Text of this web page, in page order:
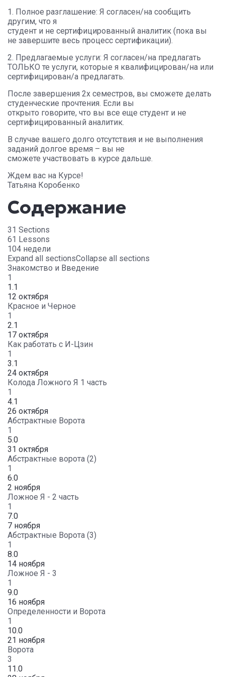
1. Полное разглашение: Я согласен/на сообщить
другим, что я
студент и не сертифицированный аналитик (пока вы
не завершите весь процесс сертификации).
2. Предлагаемые услуги: Я согласен/на предлагать
ТОЛЬКО те услуги, которые я квалифицирован/на или
сертифицирован/а предлагать.
После завершения 2х семестров, вы сможете делать
студенческие прочтения. Если вы
открыто говорите, что вы все еще студент и не
сертифицированный аналитик.
В случае вашего долго отсутствия и не выполнения
заданий долгое время – вы не
сможете участвовать в курсе дальше.
Ждем вас на Курсе!
Татьяна Коробенко
Содержание
31 Sections
61 Lessons
104 недели
Expand all sectionsCollapse all sections
Знакомство и Введение
1
1.1
12 октября
Красное и Черное
1
2.1
17 октября
Как работать с И-Цзин
1
3.1
24 октября
Колода Ложного Я 1 часть
1
4.1
26 октября
Абстрактные Ворота
1
5.0
31 октября
Абстрактные ворота (2)
1
6.0
2 ноября
Ложное Я - 2 часть
1
7.0
7 ноября
Абстрактные Ворота (3)
1
8.0
14 ноября
Ложное Я - 3
1
9.0
16 ноября
Определенности и Ворота
1
10.0
21 ноября
Ворота
3
11.0